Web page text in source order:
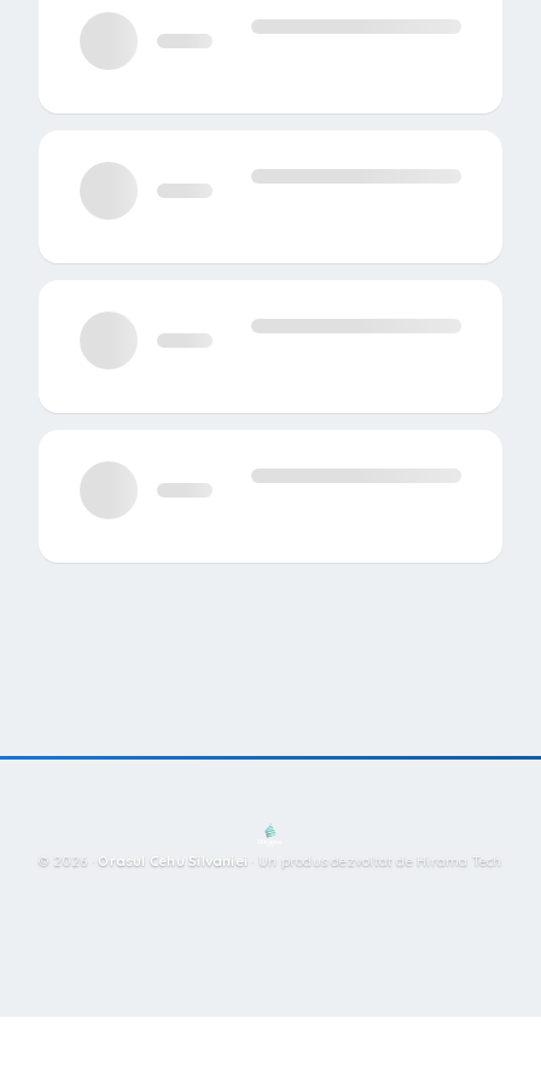
© 2026 · Orasul Cehu Silvaniei Un produs dezvoltat de Hirama Tech